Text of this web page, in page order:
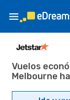
Vuelos
Melbourne